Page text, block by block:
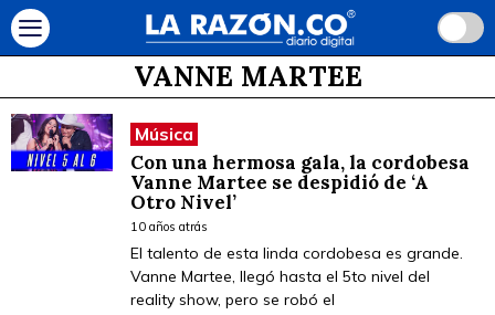
VANNE MARTEE
Música
Con una hermosa gala, la cordobesa
Vanne Martee se despidió de ‘A
Otro Nivel’
10 años atrás
El talento de esta linda cordobesa es grande.
Vanne Martee, llegó hasta el 5to nivel del
reality show, pero se robó el